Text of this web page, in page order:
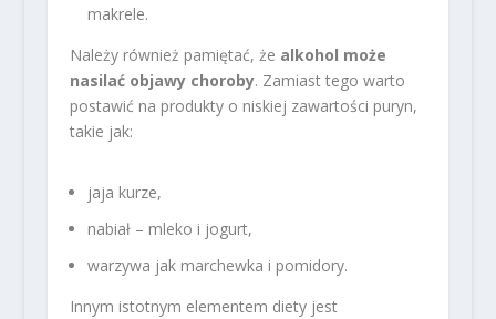
makrele.
Należy również pamiętać, że alkohol może
nasilać objawy choroby. Zamiast tego warto
postawić na produkty o niskiej zawartości puryn,
takie jak:
jaja kurze,
nabiał – mleko i jogurt,
warzywa jak marchewka i pomidory.
Innym istotnym elementem diety jest